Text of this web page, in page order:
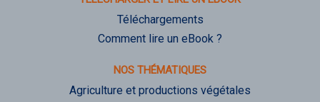
Téléchargements
Comment lire un eBook ?
NOS THÉMATIQUES
Agriculture et productions végétales